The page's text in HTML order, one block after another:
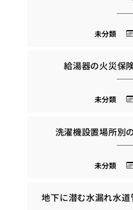
未分類
給湯器の火災保
未分類
洗濯機設置場所別
未分類
地下に潜む水漏れ水